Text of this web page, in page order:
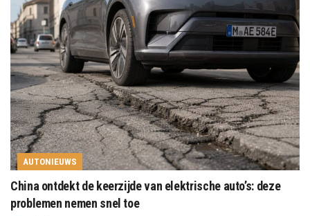
AUTONIEUWS
China ontdekt de keerzijde van elektrische auto’s: deze
problemen nemen snel toe